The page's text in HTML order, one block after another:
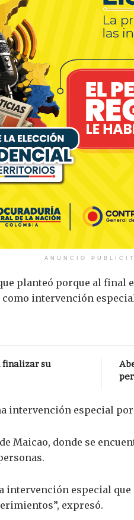
ANUNCIO
planteó porque al
intervención
finalizar su
intervención especial
Maicao, donde se
intervención especial
expresó.